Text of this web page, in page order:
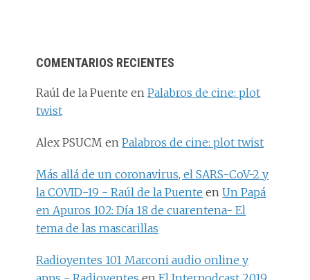
COMENTARIOS RECIENTES
Raúl de la Puente enPalabros de cine: plot
twist
Alex PSUCM enPalabros de cine: plot twist
Más allá de un coronavirus, el SARS-CoV-2 y
la COVID-19 - Raúl de la Puente enUn Papá
en Apuros 102: Día 18 de cuarentena- El
tema de las mascarillas
Radioyentes 101 Marconi audio online y